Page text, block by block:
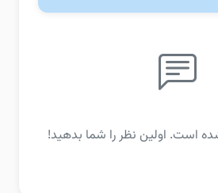
است. اولین نظر را شما بدهید!